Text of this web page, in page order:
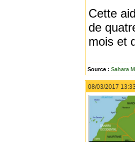
Cette
de
mois et
Source : Sahara
08/03/2017